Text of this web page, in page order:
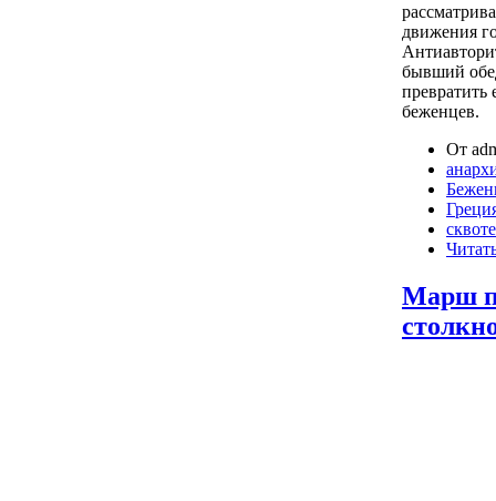
движения
бывший
превратить
беженцев.
От
Марш